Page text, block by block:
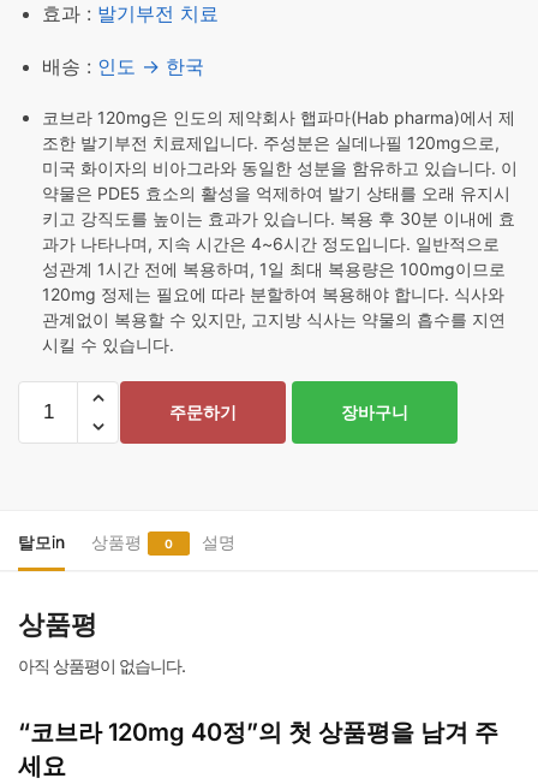
효과 : 발기부전 치료
배송 : 인도 → 한국
코브라 120mg은 인도의 제약회사 햅파마(Hab pharma)에서 제
조한 발기부전 치료제입니다. 주성분은 실데나필 120mg으로,
미국 화이자의 비아그라와 동일한 성분을 함유하고 있습니다. 이
약물은 PDE5 효소의 활성을 억제하여 발기 상태를 오래 유지시
키고 강직도를 높이는 효과가 있습니다. 복용 후 30분 이내에 효
과가 나타나며, 지속 시간은 4~6시간 정도입니다. 일반적으로
성관계 1시간 전에 복용하며, 1일 최대 복용량은 100mg이므로
120mg 정제는 필요에 따라 분할하여 복용해야 합니다. 식사와
관계없이 복용할 수 있지만, 고지방 식사는 약물의 흡수를 지연
시킬 수 있습니다.
정
수
주문하기 장바구니
탈모in 상품평 0 설명
상품평
아직 상품평이 없습니다.
“코브라 120mg 40정”의 첫 상품평을 남겨 주
세요